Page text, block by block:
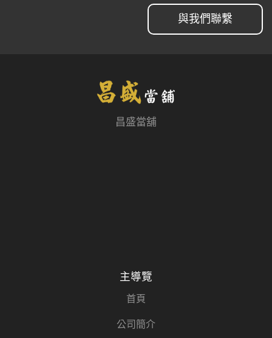
與我們聯繫
昌盛當舖
主導覽
首頁
公司簡介